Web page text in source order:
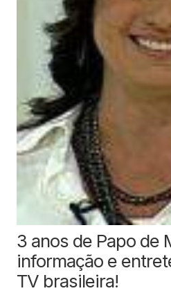
3 anos de Papo de
informação e
TV brasileira!